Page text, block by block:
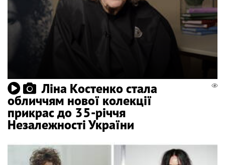
Ліна Костенко стала
обличчям нової колекції
прикрас до 35-річчя
Незалежності України